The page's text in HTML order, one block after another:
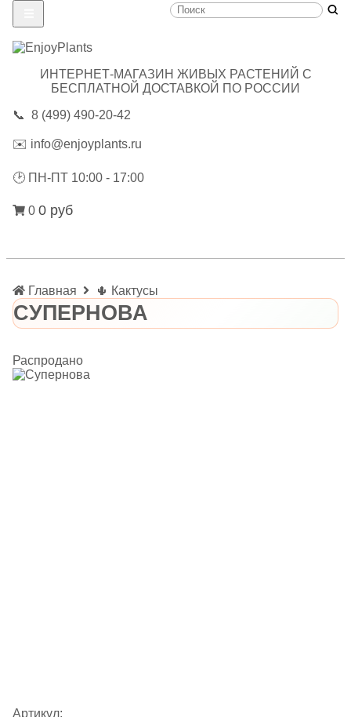
ИНТЕРНЕТ-МАГАЗИН ЖИВЫХ РАСТЕНИЙ С
БЕСПЛАТНОЙ ДОСТАВКОЙ ПО РОССИИ
📞 8 (499) 490-20-42
✉️ info@enjoyplants.ru
🕑 ПН-ПТ 10:00 - 17:00
0 0 руб
Главная 🌵 Кактусы
СУПЕРНОВА
Распродано
Артикул: